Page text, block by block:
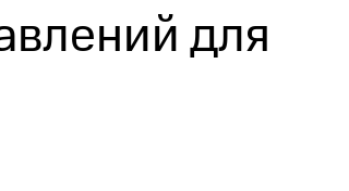
для